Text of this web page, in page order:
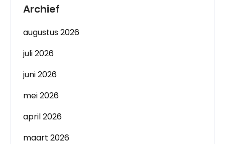
Archief
augustus 2026
juli 2026
juni 2026
mei 2026
april 2026
maart 2026